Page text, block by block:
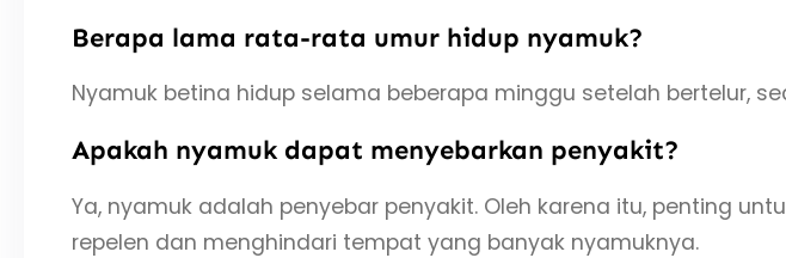
Berapa lama rata-rata umur hidup nyamuk?
Nyamuk betina hidup selama beberapa minggu setelah bertelur,
Apakah nyamuk dapat menyebarkan penyakit?
Ya, nyamuk adalah penyebar penyakit. Oleh karena itu, penting
repelen dan menghindari tempat yang banyak nyamuknya.